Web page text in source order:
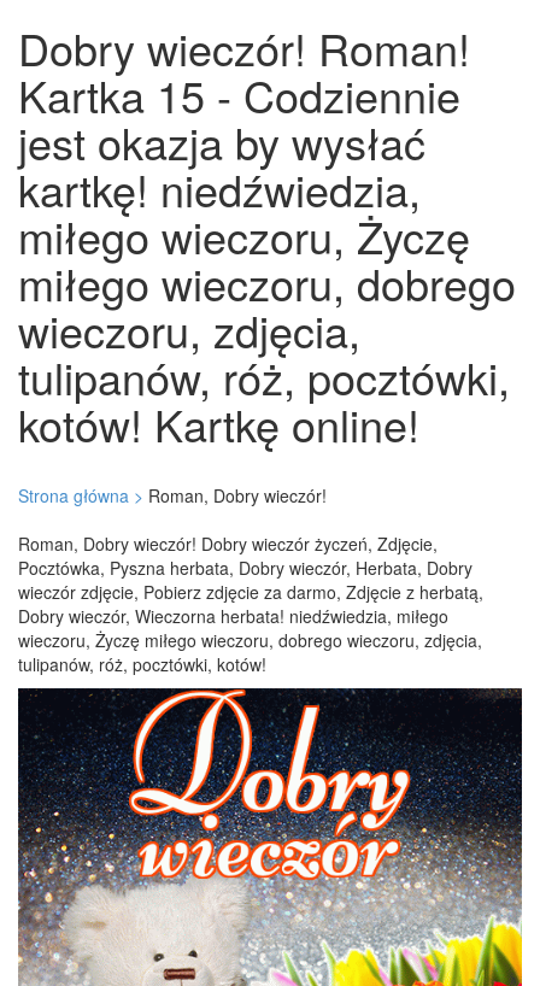
Dobry wieczór! Roman!
Kartka 15 - Codziennie
jest okazja by wysłać
kartkę! niedźwiedzia,
miłego wieczoru, Życzę
miłego wieczoru, dobrego
wieczoru, zdjęcia,
tulipanów, róż, pocztówki,
kotów! Kartkę online!
Strona główna > Roman, Dobry wieczór!
Roman, Dobry wieczór! Dobry wieczór życzeń, Zdjęcie,
Pocztówka, Pyszna herbata, Dobry wieczór, Herbata, Dobry
wieczór zdjęcie, Pobierz zdjęcie za darmo, Zdjęcie z herbatą,
Dobry wieczór, Wieczorna herbata! niedźwiedzia, miłego
wieczoru, Życzę miłego wieczoru, dobrego wieczoru, zdjęcia,
tulipanów, róż, pocztówki, kotów!